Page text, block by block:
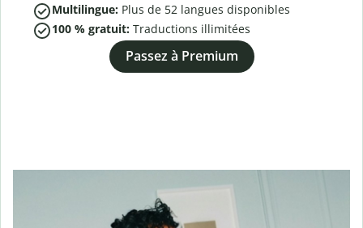
Multilingue: Plus de 52 langues disponibles
100 % gratuit: Traductions illimitées
Passez à Premium